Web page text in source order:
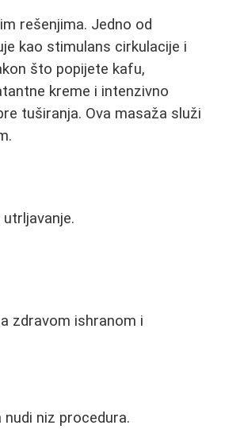
rešenjima. Jedno od
kao stimulans cirkulacije i
što popijete kafu,
kreme i intenzivno
tuširanja. Ova masaža služi
zdravom ishranom i
niz procedura.